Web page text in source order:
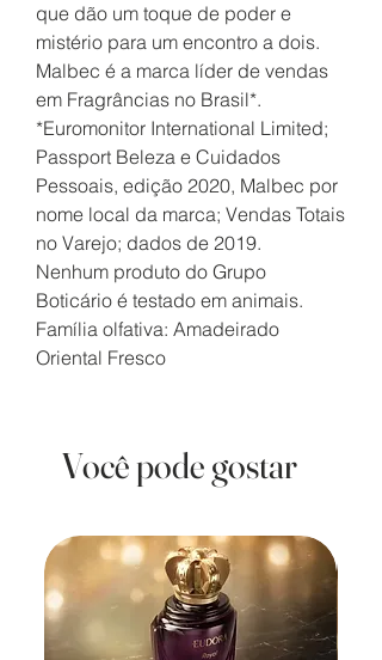
que dão um toque de poder e
mistério para um encontro a dois.
Malbec é a marca líder de vendas
em Fragrâncias no Brasil*.
*Euromonitor International Limited;
Passport Beleza e Cuidados
Pessoais, edição 2020, Malbec por
nome local da marca; Vendas Totais
no Varejo; dados de 2019.
Nenhum produto do Grupo
Boticário é testado em animais.
Família olfativa: Amadeirado
Oriental Fresco
Você pode gostar